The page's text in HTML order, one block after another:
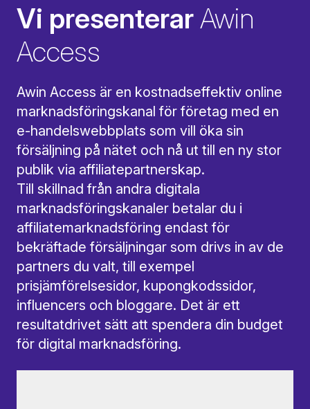
Vi presenterarAwin
Access
Awin Access är en kostnadseffektiv online
marknadsföringskanal för företag med en
e-handelswebbplats som vill öka sin
försäljning på nätet och nå ut till en ny stor
publik via affiliatepartnerskap.
Till skillnad från andra digitala
marknadsföringskanaler betalar du i
affiliatemarknadsföring endast för
bekräftade försäljningar som drivs in av de
partners du valt, till exempel
prisjämförelsesidor, kupongkodssidor,
influencers och bloggare. Det är ett
resultatdrivet sätt att spendera din budget
för digital marknadsföring.